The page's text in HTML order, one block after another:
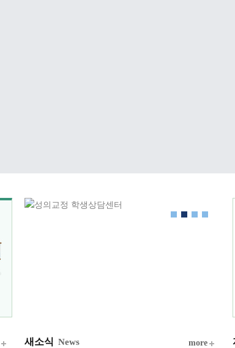
새소식 News more